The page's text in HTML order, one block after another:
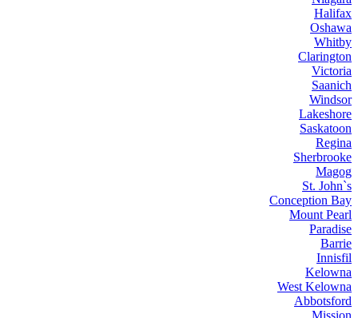
Halifax
Oshawa
Whitby
Clarington
Victoria
Saanich
Windsor
Lakeshore
Saskatoon
Regina
Sherbrooke
Magog
St. John`s
Conception Bay
Mount Pearl
Paradise
Barrie
Innisfil
Kelowna
West Kelowna
Abbotsford
Mission